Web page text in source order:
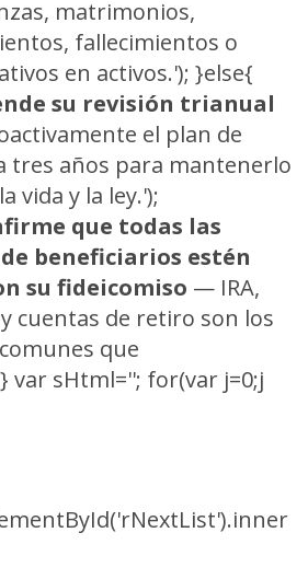
matrimonios,
fallecimientos o
en activos.'); }else{
su revisión trianual
el plan de
tres años para mantenerlo
vida y la ley.');
que todas las
beneficiarios estén
su fideicomiso — IRA,
cuentas de retiro son los
que
var sHtml=''; for(var j=0;j